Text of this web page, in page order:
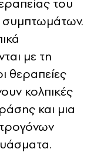
του
συμπτωμάτων.
με τη
θεραπείες
κολπικές
και μια